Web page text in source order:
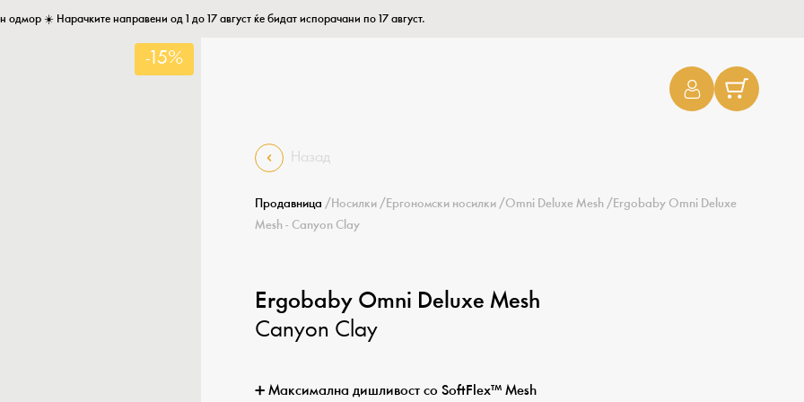
одмор ☀️ Нарачките направени од 1 до 17 август ќе бидат испорачани по 17 август.
-15%
Назад
Продавница /Носилки /Ергономски носилки /Omni Deluxe Mesh /Ergobaby Omni Deluxe
Mesh - Canyon Clay
Ergobaby Omni Deluxe Mesh
Canyon Clay
➕ Максимална дишливост со SoftFlex™ Mesh